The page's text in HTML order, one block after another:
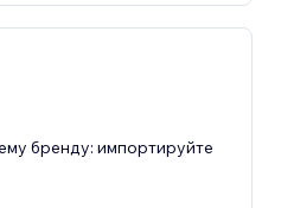
бренду: импортируйте